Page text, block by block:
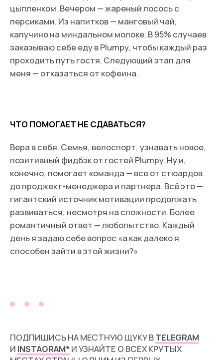
Поделиться статьей в соцсетях
Я подтверждаю ознакомление сПолитикой
конфиденциальности
Cогласие
на обработку моих персональных данных
ДаюСогласиена получение уведомлений
в форме рассылки
© ИП Абибуллаева Э.Э. Все права защищены
ИНН 233710163987 и ОГРНИП 318237500287753
*Компания Meta Platforms Inc. признана экстремистской
организацией, ее деятельность на территории России
Создание сайтов: @imarketina